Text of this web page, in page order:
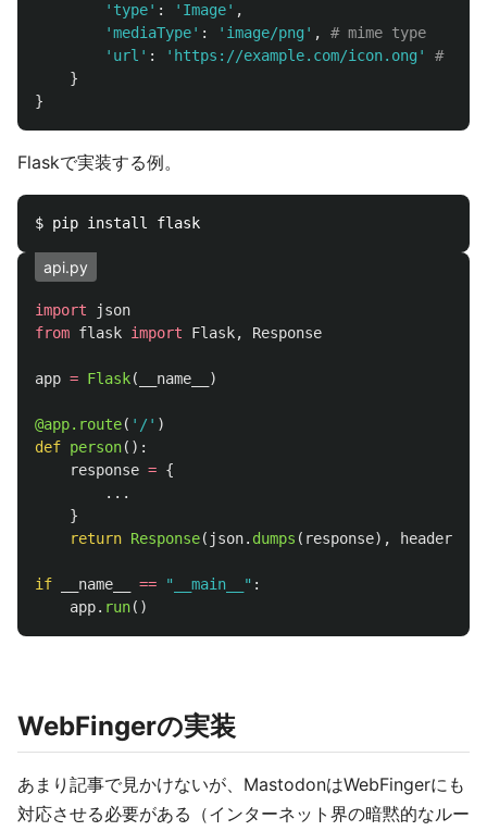
' type' : ' Image' ,
'mediaType' : ' image/png ' ,
' url ' : ' https://example.com/icon.ong '
}
}
Flaskで実装する例。
api.py
import
json
from flask import Flask, Response
app = Flask( __name__ )
@app.route( ' /' )
def person():
response = {
...
}
return Response( json. dumps ( response), headers
if __name__ == " __main__ " :
app. run()
WebFingerの実装
あまり記事で見かけないが、MastodonはWebFingerにも
対応させる必要がある（インターネット界の暗黙的なルー